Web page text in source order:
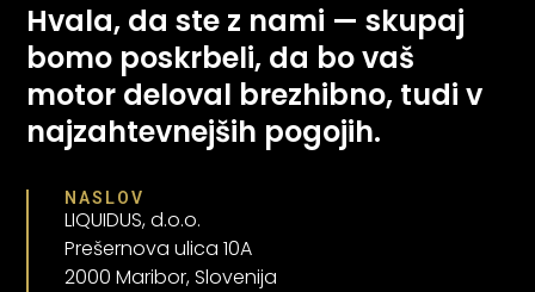
Hvala, da ste z nami — skupaj
bomo poskrbeli, da bo vaš
motor deloval brezhibno, tudi v
najzahtevnejših pogojih.
NASLOV
LIQUIDUS, d.o.o.
Prešernova ulica 10A
2000 Maribor, Slovenija